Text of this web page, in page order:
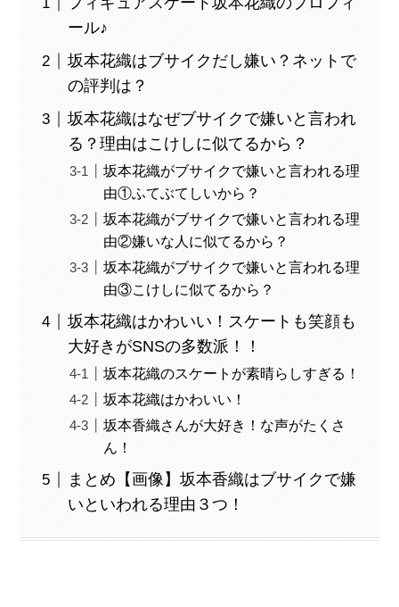
ール♪
坂本花織はブサイクだし嫌い？ネットで
の評判は？
坂本花織はなぜブサイクで嫌いと言われ
る？理由はこけしに似てるから？
坂本花織がブサイクで嫌いと言われる理
由①ふてぶてしいから？
坂本花織がブサイクで嫌いと言われる理
由②嫌いな人に似てるから？
坂本花織がブサイクで嫌いと言われる理
由③こけしに似てるから？
坂本花織はかわいい！スケートも笑顔も
大好きがSNSの多数派！！
坂本花織のスケートが素晴らしすぎる！
坂本花織はかわいい！
坂本香織さんが大好き！な声がたくさ
ん！
まとめ【画像】坂本香織はブサイクで嫌
いといわれる理由３つ！